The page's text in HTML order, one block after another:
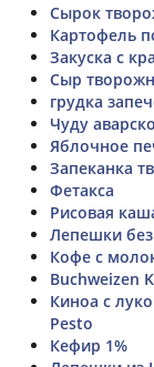
Сырок
Картофель
Закуска с
Сыр
грудка
Чуду
Яблочное
Запеканка
Фетакса
Рисовая
Лепешки
Кофе с
Buchweizen
Киноа с
Pesto
Кефир 1%